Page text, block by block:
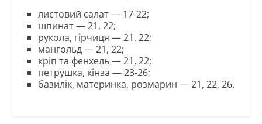
листовий салат — 17-22;
шпинат — 21, 22;
рукола, гірчиця — 21, 22;
мангольд — 21, 22;
кріп та фенхель — 21, 22;
петрушка, кінза — 23-26;
базилік, материнка, розмарин — 21, 22, 26.